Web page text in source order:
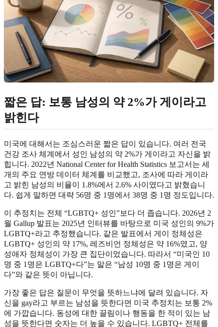
짧은 답: 보통 남성의 약 2%가 게이라고
밝힌다
미국에 대해서는 조심스러운 짧은 답이 있습니다. 여러 전국
건강 조사 체계에서 성인 남성의 약 2%가 게이라고 자신을 밝
힙니다. 2022년 National Center for Health Statistics 보고서는 세
개의 주요 연방 데이터 체계를 비교했고, 조사에 따라 게이라
고 밝힌 남성의 비율이 1.8%에서 2.6% 사이였다고 밝혔습니
다. 쉽게 말하면 대략 56명 중 1명에서 38명 중 1명 정도입니다.
이 추정치는 전체 “LGBTQ+ 성인”보다 더 좁습니다. 2026년 2
월 Gallup 발표는 2025년 인터뷰를 바탕으로 미국 성인의 9%가
LGBTQ+라고 추정했습니다. 같은 발표에서 게이 정체성은
LGBTQ+ 성인의 약 17%, 레즈비언 정체성은 약 16%였고, 양
성애자 정체성이 가장 큰 집단이었습니다. 따라서 “미국인 10
명 중 1명은 LGBTQ+다”는 말은 “남성 10명 중 1명은 게이
다”와 같은 뜻이 아닙니다.
가장 좋은 답은 질문이 무엇을 뜻하느냐에 달려 있습니다. 자
신을 gay라고 부르는 남성을 뜻한다면 미국 추정치는 보통 2%
에 가깝습니다. 동성에 대한 끌림이나 행동을 한 적이 있는 남
성을 뜻한다면 숫자는 더 높을 수 있습니다. LGBTQ+ 전체를